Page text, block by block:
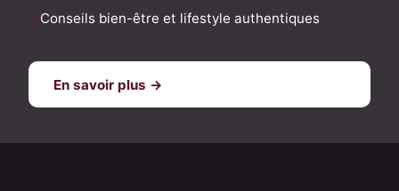
Conseils bien-être et lifestyle authentiques
En savoir plus →